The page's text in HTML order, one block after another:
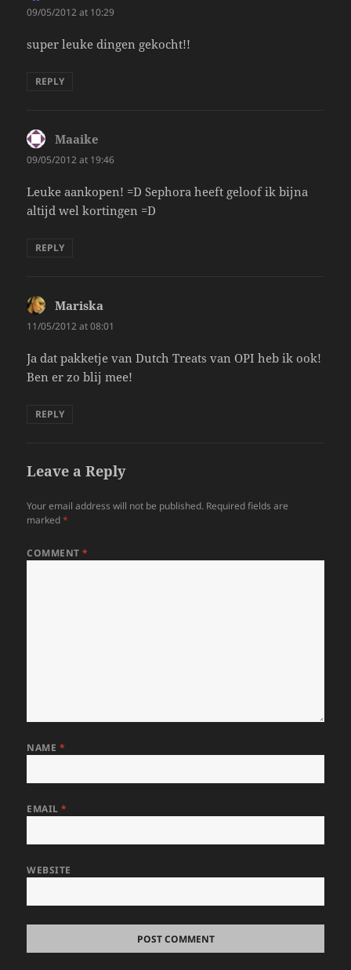
09/05/2012 at 10:29
super leuke dingen gekocht!!
REPLY
Maaike
09/05/2012 at 19:46
Leuke aankopen! =D Sephora heeft geloof ik bijna
altijd wel kortingen =D
REPLY
Mariska
11/05/2012 at 08:01
Ja dat pakketje van Dutch Treats van OPI heb ik ook!
Ben er zo blij mee!
REPLY
Leave a Reply
Your email address will not be published. Required fields are
marked*
COMMENT*
NAME *
EMAIL*
WEBSITE